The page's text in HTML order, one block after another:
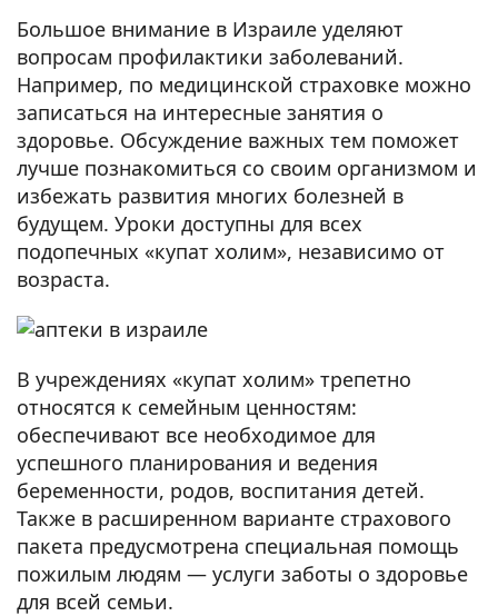
Большое внимание в Израиле уделяют
вопросам профилактики заболеваний.
Например, по медицинской страховке можно
записаться на интересные занятия о
здоровье. Обсуждение важных тем поможет
лучше познакомиться со своим организмом и
избежать развития многих болезней в
будущем. Уроки доступны для всех
подопечных «купат холим», независимо от
возраста.
В учреждениях «купат холим» трепетно
относятся к семейным ценностям:
обеспечивают все необходимое для
успешного планирования и ведения
беременности, родов, воспитания детей.
Также в расширенном варианте страхового
пакета предусмотрена специальная помощь
пожилым людям — услуги заботы о здоровье
для всей семьи.